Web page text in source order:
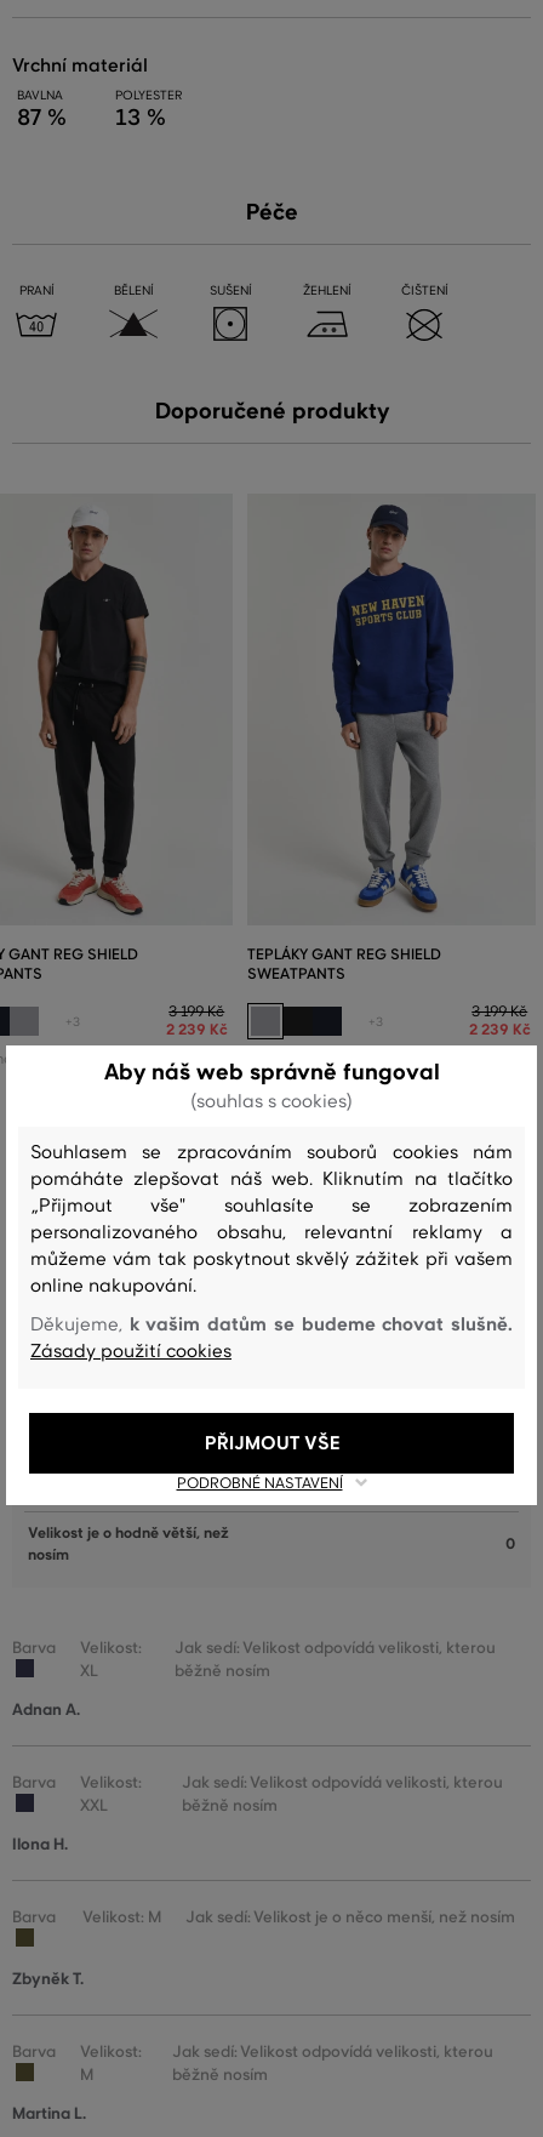
vrchní materiál
BAVLNA
87 %
POLYESTER
13 %
Péče
PRANÍ BĚLENÍ SUŠENÍ ŽEHLENÍ ČIŠTENÍ
Doporučené produkty
GANT REG SHIELD
+3
3 199 Kč
2 239 Kč
velikosti:
TEPLÁKY GANT REG SHIELD
SWEATPANTS
+3
3 199 Kč
2 239 Kč
Dostupné velikosti:
S, M, L, XL, XXL +2 další
Recenze
JAK SEDĚLA VYBRANÁ VELIKOST NAŠIM ZÁKAZNÍKŮM
Velikost je o hodně menší, než
nosím
0
Velikost je o něco větší, než nosím
Velikost je o hodně větší, než
nosím
0
Barva
Velikost:
XL
Jak sedí: Velikost odpovídá velikosti, kterou
běžně nosím
Adnan A.
Barva
Velikost:
XXL
Jak sedí: Velikost odpovídá velikosti, kterou
běžně nosím
Ilona H.
Barva Velikost: M Jak sedí: Velikost je o něco menší, než nosím
Zbyněk T.
Barva
Velikost:
M
Jak sedí: Velikost odpovídá velikosti, kterou
běžně nosím
Martina L.
Aby náš web správně fungoval
(souhlas s cookies)
Souhlasem se zpracováním souborů cookies nám
pomáháte zlepšovat náš web. Kliknutím na tlačítko
„Přijmout vše" souhlasíte se zobrazením
personalizovaného obsahu, relevantní reklamy a
můžeme vám tak poskytnout skvělý zážitek při vašem
online nakupování.
Děkujeme, k vašim datům se budeme chovat slušně.
Zásady použití cookies
PODROBNÉ NASTAVENÍ
PŘIJMOUT VŠE